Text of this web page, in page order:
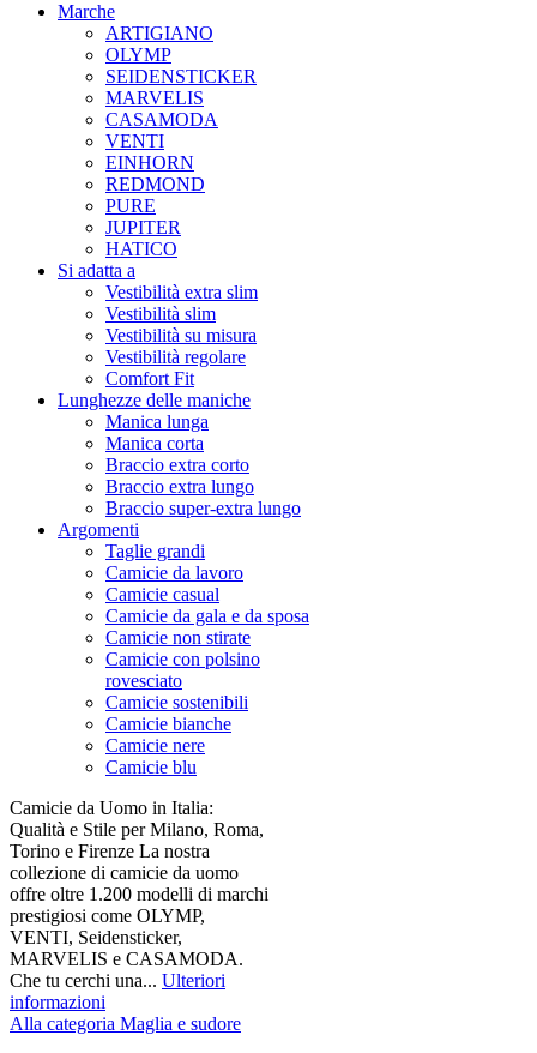
Marche
ARTIGIANO
OLYMP
SEIDENSTICKER
MARVELIS
CASAMODA
VENTI
EINHORN
REDMOND
PURE
JUPITER
HATICO
Si adatta a
Vestibilità extra slim
Vestibilità slim
Vestibilità su misura
Vestibilità regolare
Comfort Fit
Lunghezze delle maniche
Manica lunga
Manica corta
Braccio extra corto
Braccio extra lungo
Braccio super-extra lungo
Argomenti
Taglie grandi
Camicie da lavoro
Camicie casual
Camicie da gala e da sposa
Camicie non stirate
Camicie con polsino
rovesciato
Camicie sostenibili
Camicie bianche
Camicie nere
Camicie blu
Camicie da Uomo in Italia:
Qualità e Stile per Milano, Roma,
Torino e Firenze La nostra
collezione di camicie da uomo
offre oltre 1.200 modelli di marchi
prestigiosi come OLYMP,
VENTI, Seidensticker,
MARVELIS e CASAMODA.
Che tu cerchi una... Ulteriori
informazioni
Alla categoria Maglia e sudore